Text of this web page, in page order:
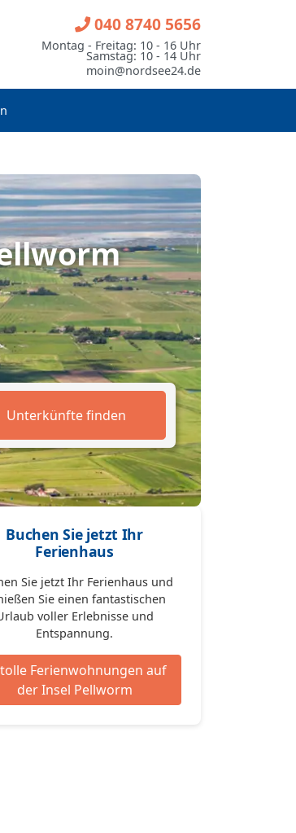
040 8740 5656
Montag - Freitag: 10 - 16 Uhr
Samstag: 10 - 14 Uhr
moin@nordsee24.de
Unterkünfte finden
Buchen Sie jetzt Ihr
Ferienhaus
Sie jetzt Ihr Ferienhaus und
Sie einen fantastischen
voller Erlebnisse und
Entspannung.
Ferienwohnungen auf
der Insel Pellworm